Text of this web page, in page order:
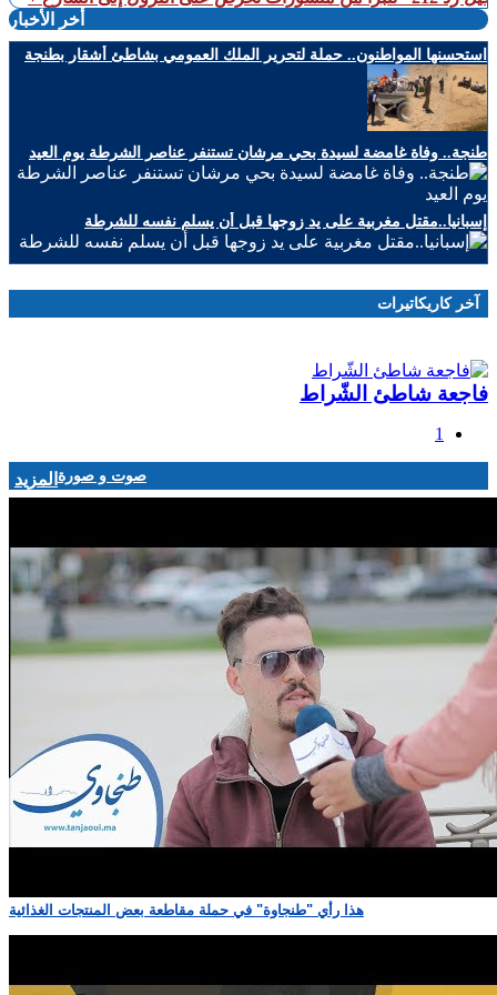
أخر الأخبار
استحسنها المواطنون.. حملة لتحرير الملك العمومي بشاطئ أشقار بطنجة
طنجة.. وفاة غامضة لسيدة بحي مرشان تستنفر عناصر الشرطة يوم العيد
إسبانيا..مقتل مغربية على يد زوجها قبل أن يسلم نفسه للشرطة
آخر كاريكاتيرات
فاجعة شاطئ الشّراط
1
المزيد صوت و صورة
هذا رأي "طنجاوة" في حملة مقاطعة بعض المنتجات الغذائية